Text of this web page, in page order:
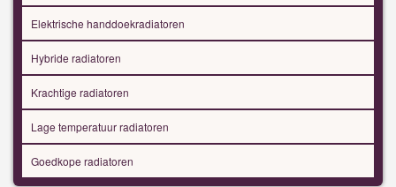
Elektrische handdoekradiatoren
Hybride radiatoren
Krachtige radiatoren
Lage temperatuur radiatoren
Goedkope radiatoren